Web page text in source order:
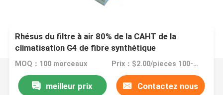
Rhésus du filtre à air 80% de la CAHT de la
climatisation G4 de fibre synthétique
MOQ：100 morceaux Prix：$2.00/pieces 100-499 pieces
meilleur prix Contactez nous